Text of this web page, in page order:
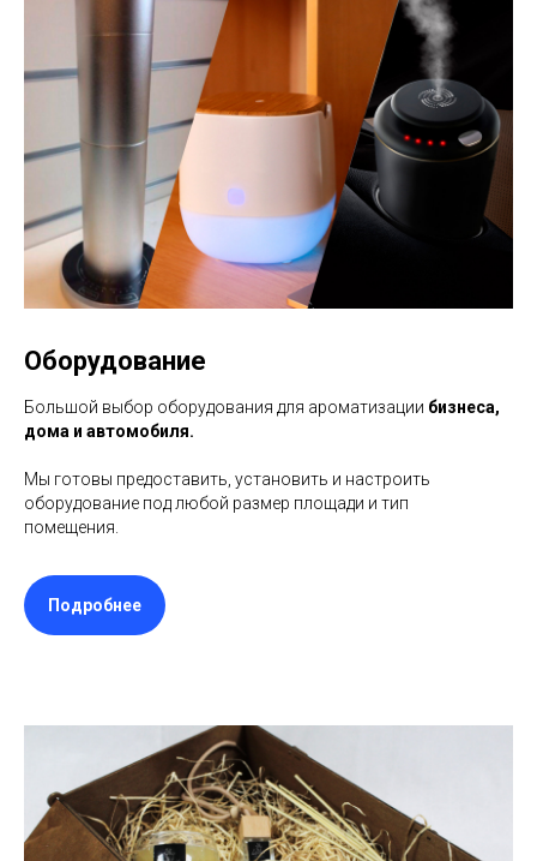
Оборудование
Большой выбор оборудования для ароматизации бизнеса,
дома и автомобиля.
Мы готовы предоставить, установить и настроить
оборудование под любой размер площади и тип
помещения.
Подробнее